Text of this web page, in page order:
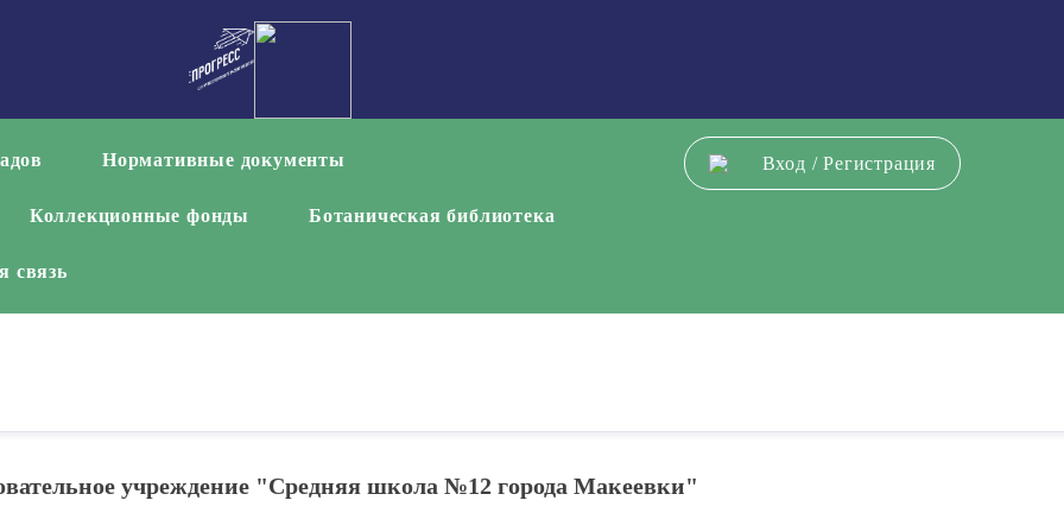
Нормативные документы
Коллекционные фонды Ботаническая библиотека
связь
Вход /Регистрация
учреждение "Средняя школа №12 города Макеевки"